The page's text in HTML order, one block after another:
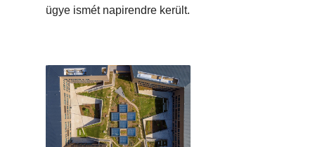
ügye ismét napirendre került.